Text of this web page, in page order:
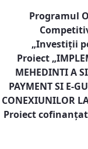
Programul
„Investiţii
Proiect „
MEHEDINTI A
PAYMENT SI E-
CONEXIUNILOR
Proiect